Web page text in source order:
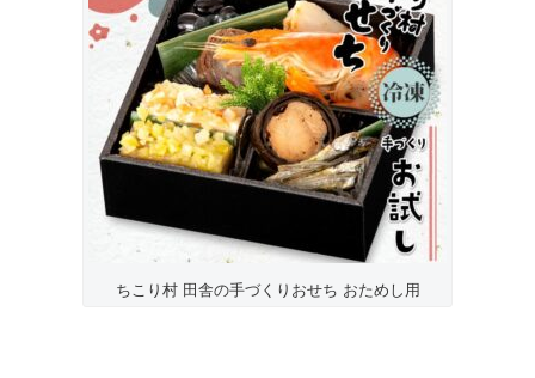
ちこり村 田舎の手づくりおせち おためし用